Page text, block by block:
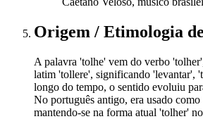
Origem / Etimologia de
A palavra 'tolhe' vem do verbo
latim 'tollere', significando 'levantar',
longo do tempo, o sentido evoluiu
No português antigo, era usado
mantendo-se na forma atual 'tolher'